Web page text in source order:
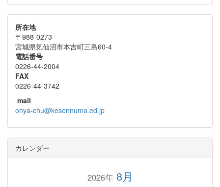
所在地
〒988-0273
宮城県気仙沼市本吉町三島60-4
電話番号
0226-44-2004
FAX
0226-44-3742
mail
ohya-chu@kesennuma.ed.jp
カレンダー
2026年8月